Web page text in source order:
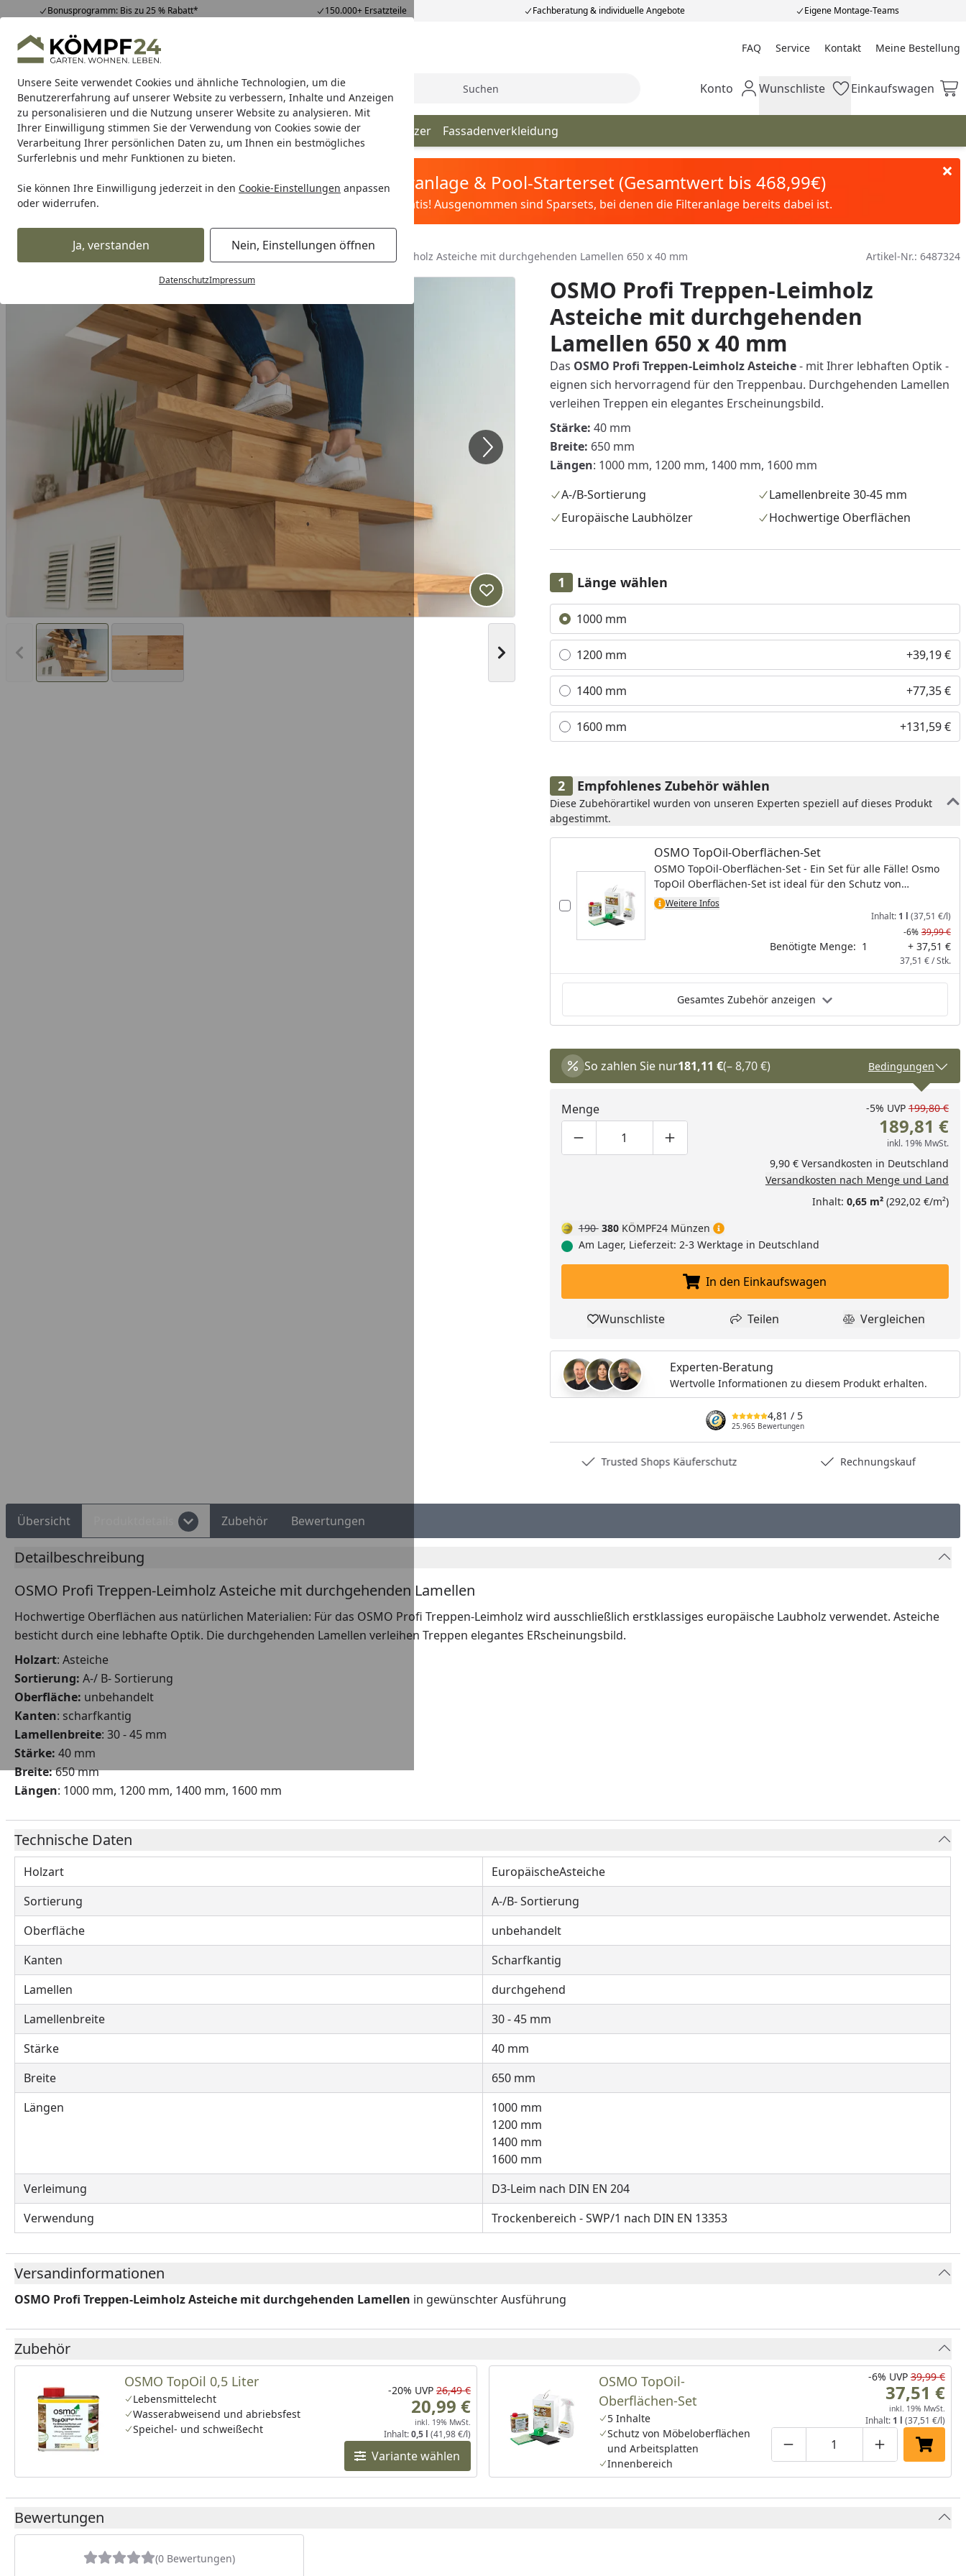
Unsere Seite verwendet Cookies und ähnliche Technologien, um die
Benutzererfahrung auf unserer Website zu verbessern, Inhalte und Anzeigen
zu personalisieren und die Nutzung unserer Website zu analysieren. Mit
Ihrer Einwilligung stimmen Sie der Verwendung von Cookies sowie der
Verarbeitung Ihrer persönlichen Daten zu, um Ihnen ein bestmögliches
Surferlebnis und mehr Funktionen zu bieten.
Sie können Ihre Einwilligung jederzeit in den Cookie-Einstellungen anpassen
oder widerrufen.
Ja, verstanden Nein, Einstellungen öffnen
DatenschutzImpressum
Bonusprogramm: Bis zu 25 % Rabatt* 150.000+ Ersatzteile Fachberatung & individuelle Angebote Eigene Montage-Teams
Hotline07051 / 9 22 22
Mo-Fr. 8-16 Uhr 25.965 Bewertungen FAQ Service Kontakt Meine Bestellung
Meine Bestellung
Alle Produkte
Alle ProdukteHighlights Tipps & Tricks Suche Mein Konto
Konto Wunschliste
Wunschliste Einkaufswagen
Einkaufswagen
OSMO Anstriche Sichtschutz Terrassen Bodenbeläge Leimhölzer Fassadenverkleidung
Karibu Pools inkl. gratis Sandfilteranlage & Pool-Starterset (Gesamtwert bis 468,99€)
Dein Traumpool im Sorglos-Paket: Filter&Pflege gratis! Ausgenommen sind Sparsets, bei denen die Filteranlage bereits dabei ist.
OSMO Profi Leimholz OSMO Profi Treppen-Leimholz Asteiche mit durchgehenden Lamellen 650 x 40 mm Artikel-Nr.: 6487324
Vorheriges Bild anzeigen Nächstes Bild anzeigen
Produkt zur Wunschliste hinzufügen
OSMO Profi Treppen-Leimholz
Asteiche mit durchgehenden
Lamellen 650 x 40 mm
Das OSMO Profi Treppen-Leimholz Asteiche- mit Ihrer lebhaften Optik -
eignen sich hervorragend für den Treppenbau. Durchgehenden Lamellen
verleihen Treppen ein elegantes Erscheinungsbild.
Stärke: 40 mm
Breite: 650 mm
Längen: 1000 mm, 1200 mm, 1400 mm, 1600 mm
A-/B-Sortierung
Lamellenbreite 30-45 mm
Europäische Laubhölzer
Hochwertige Oberflächen
Länge wählen
Alle anzeigen (4)
1000 mm
1200 mm +39,19 €
1400 mm +77,35 €
1600 mm +131,59 €
Empfohlenes Zubehör wählen
Diese Zubehörartikel wurden von unseren Experten speziell auf dieses Produkt
abgestimmt.
OSMO TopOil-Oberflächen-Set
OSMO TopOil-Oberflächen-Set - Ein Set für alle Fälle! Osmo
TopOil Oberflächen-Set ist ideal für den Schutz von
Möbeloberflächen und Arbeitsplatten aus Massivholz oder
Leimholz (z. B. Küchenarbeitsplatten, Schreibtische, Regale
etc.) im Innenbereich. Ebenfalls geeignet für Kork und OSB.
Enthalten: TopOil 3058 0,5 l, Spray Cleaner 0,5 l, Hand
Padhalter, Öl-Farben Auftrags-Vlies, Schleifvlies und
Pflegeanleitung
Weitere Infos
Inhalt: 1 l (37,51 €/l)
-6% 39,99 €
Benötigte Menge: 1 + 37,51 €
37,51 € / Stk.
Gesamtes Zubehör anzeigen
So zahlen Sie nur181,11 €(– 8,70 €) Bedingungen
Menge
Produktmenge um eins verringern
Produktmenge manuell eingeben
Produktmenge um eins erhöhen
-5% UVP 199,80 €
189,81 €
inkl. 19% MwSt.
9,90 € Versandkosten in Deutschland
Versandkosten nach Menge und Land
Inhalt: 0,65 m²(292,02 €/m²)
190 380 KÖMPF24 Münzen
Am Lager, Lieferzeit: 2-3 Werktage in Deutschland
In den Einkaufswagen legen
In den Einkaufswagen
Produkt zur Wunschliste hinzufügen
Wunschliste Teilen
Teilen Produkt
Vergleichen
Experten-Beratung
Wertvolle Informationen zu diesem Produkt erhalten.
4,81 / 5
25.965 Bewertungen
Trusted Shops Käuferschutz Rechnungskauf
Übersicht Zubehör Bewertungen
Detailbeschreibung
OSMO Profi Treppen-Leimholz Asteiche mit durchgehenden Lamellen
Hochwertige Oberflächen aus natürlichen Materialien: Für das OSMO Profi Treppen-Leimholz wird ausschließlich erstklassiges europäische Laubholz verwendet. Asteiche
besticht durch eine lebhafte Optik. Die durchgehenden Lamellen verleihen Treppen elegantes ERscheinungsbild.
Holzart: Asteiche
Sortierung: A-/ B- Sortierung
Oberfläche: unbehandelt
Kanten: scharfkantig
Lamellenbreite: 30 - 45 mm
Stärke: 40 mm
Breite:650 mm
Längen: 1000 mm, 1200 mm, 1400 mm, 1600 mm
Technische Daten
Holzart
EuropäischeAsteiche
Sortierung
A-/B- Sortierung
Oberfläche
unbehandelt
Kanten
Scharfkantig
Lamellen
durchgehend
Lamellenbreite
30 - 45 mm
Stärke
40 mm
Breite
650 mm
Längen
1000 mm
1200 mm
1400 mm
1600 mm
Verleimung
D3-Leim nach DIN EN 204
Verwendung
Trockenbereich - SWP/1 nach DIN EN 13353
Versandinformationen
OSMO Profi Treppen-Leimholz Asteiche mit durchgehenden Lamellen in gewünschter Ausführung
Zubehör
OSMO TopOil 0,5 Liter
Lebensmittelecht
Wasserabweisend und abriebsfest
Speichel- und schweißecht
Variante wählen
-20% UVP 26,49 €
20,99 €
inkl. 19% MwSt.
Inhalt:0,5 l (41,98 €/l)
OSMO TopOil-
Oberflächen-Set
5 Inhalte
Schutz von Möbeloberflächen
und Arbeitsplatten
Innenbereich
Produktmenge um eins
Produktmenge manuell
Produktmenge
In den
-6% UVP 39,99 €
37,51 €
inkl. 19% MwSt.
Inhalt: 1 l (37,51 €/l)
Bewertungen
(0 Bewertungen)